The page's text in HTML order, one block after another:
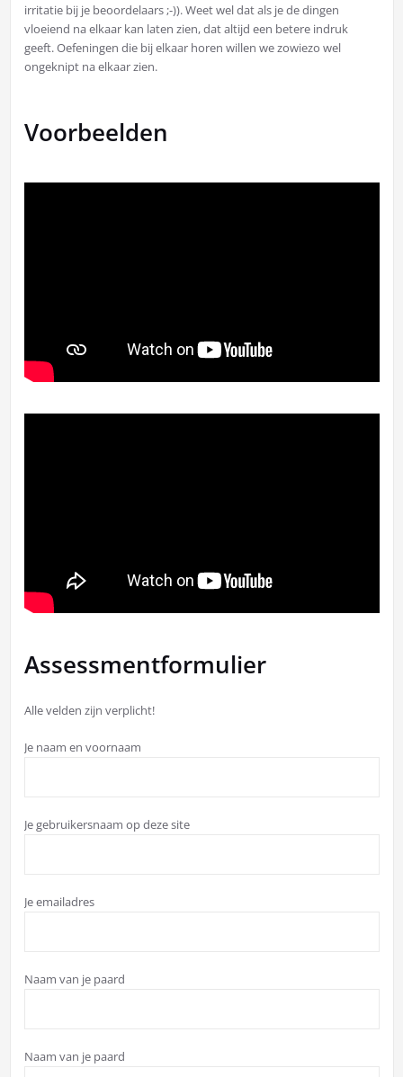
irritatie bij je beoordelaars ;-)). Weet wel dat als je de dingen
vloeiend na elkaar kan laten zien, dat altijd een betere indruk
geeft. Oefeningen die bij elkaar horen willen we zowiezo wel
ongeknipt na elkaar zien.
Voorbeelden
Assessmentformulier
Alle velden zijn verplicht!
Je naam en voornaam
Je gebruikersnaam op deze site
Je emailadres
Naam van je paard
Naam van je paard